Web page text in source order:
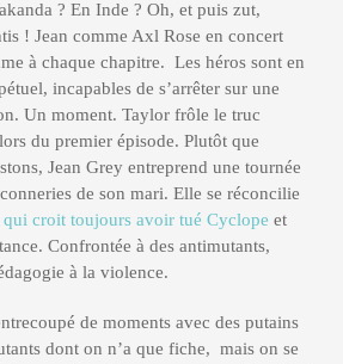
? En Inde ? Oh, et puis zut,
! Jean comme Axl Rose en concert
à chaque chapitre. Les héros sont en
incapables de s’arrêter sur une
Un moment. Taylor frôle le truc
du premier épisode. Plutôt que
Jean Grey entreprend une tournée
de son mari. Elle se réconcilie
croit toujours avoir tué Cyclope et
Confrontée à des antimutants,
à la violence.
de moments avec des putains
dont on n’a que fiche, mais on se